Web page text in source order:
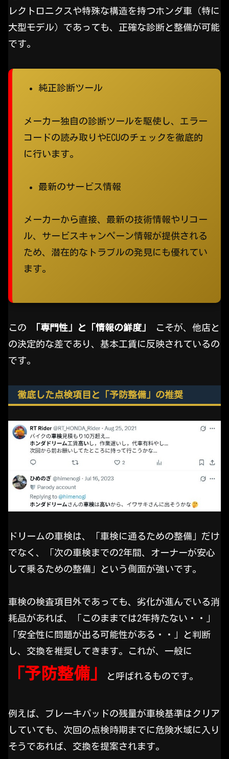
レクトロニクスや特殊な構造を持つホンダ車（特に
大型モデル）であっても、正確な診断と整備が可能
です。
純正診断ツール
メーカー独自の診断ツールを駆使し、エラー
コードの読み取りやECUのチェックを徹底的
に行います。
最新のサービス情報
メーカーから直接、最新の技術情報やリコー
ル、サービスキャンペーン情報が提供される
ため、潜在的なトラブルの発見にも優れてい
ます。
この 「専門性」と「情報の鮮度」
こそが、他店と
の決定的な差であり、基本工賃に反映されているの
です。
徹底した点検項目と「予防整備」の推奨
ドリームの車検は、「車検に通るための整備」だけ
でなく、「次の車検までの2年間、オーナーが安心
して乗るための整備」という側面が強いです。
車検の検査項目外であっても、劣化が進んでいる消
耗品があれば、「このままでは2年持たない・・」
「安全性に問題が出る可能性がある・・」と判断
し、交換を推奨してきます。これが、一般に
「予防整備」 と呼ばれるものです。
例えば、ブレーキパッドの残量が車検基準はクリア
していても、次回の点検時期までに危険水域に入り
そうであれば、交換を提案されます。